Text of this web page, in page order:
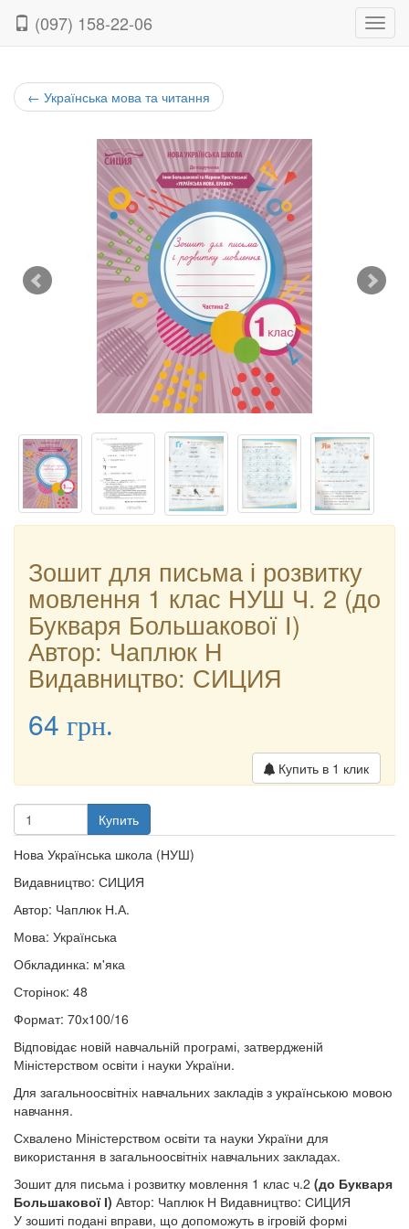
(097) 158-22-06
← Українська мова та читання
Зошит для письма і розвитку
мовлення 1 клас НУШ Ч. 2 (до
Букваря Большакової І)
Автор: Чаплюк Н
Видавництво: СИЦИЯ
64 грн.
Купить в 1 клик
Купить
Нова Українська школа (НУШ)
Видавництво: СИЦИЯ
Автор: Чаплюк Н.А.
Мова: Українська
Обкладинка: м'яка
Сторінок: 48
Формат: 70х100/16
Відповідає новій навчальній програмі, затвердженій
Міністерством освіти і науки України.
Для загальноосвітніх навчальних закладів з українською мовою
навчання.
Схвалено Міністерством освіти та науки України для
використання в загальноосвітніх навчальних закладах.
Зошит для письма і розвитку мовлення 1 клас ч.2 (до Букваря
Большакової І) Автор: Чаплюк Н Видавництво: СИЦИЯ
У зошиті подані вправи, що допоможуть в ігровій формі